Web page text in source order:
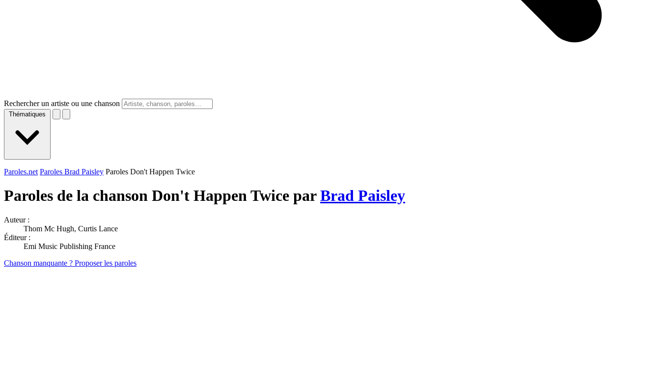
Rechercher un artiste ou une chanson
Thématiques
Paroles.net Paroles Brad Paisley Paroles Don't Happen Twice
Paroles de la chanson Don't Happen Twice parBrad Paisley
Auteur :
Thom Mc Hugh, Curtis Lance
Éditeur :
Emi Music Publishing France
Chanson manquante ? Proposer les paroles